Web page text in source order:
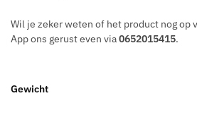
Wil je zeker weten of het product nog op
App ons gerust even via0652015415.
Gewicht